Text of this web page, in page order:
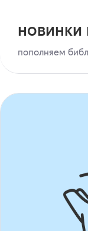
новинки
пополняем